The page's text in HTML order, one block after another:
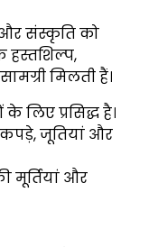
संस्कृति को
हस्तशिल्प,
मिलती हैं।
लिए प्रसिद्ध है।
कपड़े, जूतियां और
मूर्तियां और